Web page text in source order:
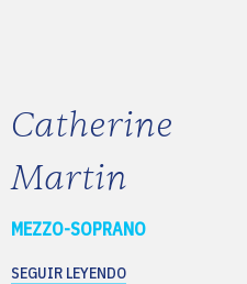
Catherine
Martin
MEZZO-SOPRANO
SEGUIR LEYENDO